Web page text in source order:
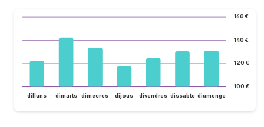
100 €
120 €
140 €
160 €
dilluns dimarts dimecres dijous divendres dissabte diumenge